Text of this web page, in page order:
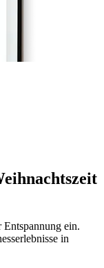
Entspannung ein.
in